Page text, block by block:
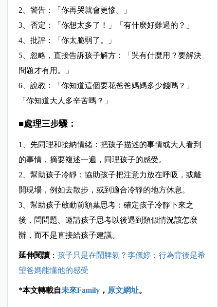
2、警告：「你再哭就會更慘。」
3、否定：「你想太多了！」「有什麼好難過的？」
4、批評：「你太脆弱了。」
5、忽略，直接告訴孩子解方：「哭有什麼用？要解決
問題才有用。」
6、說教：「你知道這個要花爸爸媽媽多少錢嗎？」
「你知道大人多辛苦嗎？」
■處理三步驟：
1、先同理和接納情緒：把孩子描述的事情或大人看到
的事情，摘要複述一遍，同理孩子的感受。
2、幫助孩子冷靜：協助孩子把注意力放在呼吸，或離
開現場，例如去散步，或到適合冷靜的地方休息。
3、幫助孩子啟動前額葉思考：確定孩子冷靜下來之
後，問問題、邀請孩子思考以後遇到類似情況該怎麼
辦，而不是直接給孩子建議。
延伸閱讀： 孩子只是在鬧脾氣？李儀婷：行為背後是希
望爸媽能懂他的感受
*本文轉載自未來Family， 原文網址。